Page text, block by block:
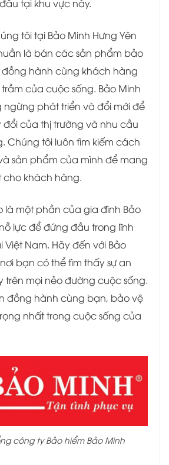
tại khu vực này.
tôi tại Bảo Minh Hưng Yên
là bán các sản phẩm bảo
đồng hành cùng khách hàng
của cuộc sống. Bảo Minh
ngừng phát triển và đổi mới để
của thị trường và nhu cầu
Chúng tôi luôn tìm kiếm cách
sản phẩm của mình để mang
cho khách hàng.
là một phần của gia đình Bảo
lực để đứng đầu trong lĩnh
Nam. Hãy đến với Bảo
bạn có thể tìm thấy sự an
trên mọi nẻo đường cuộc sống.
đồng hành cùng bạn, bảo vệ
nhất trong cuộc sống của
công ty Bảo hiểm Bảo Minh